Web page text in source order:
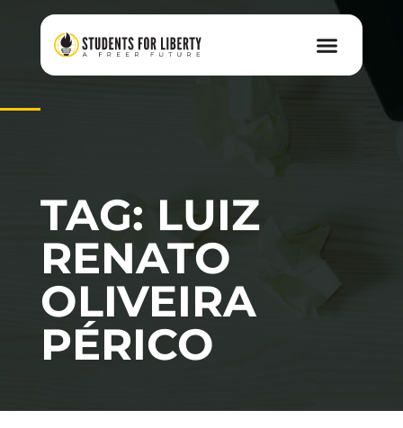
TAG: LUIZ
RENATO
OLIVEIRA
PÉRICO